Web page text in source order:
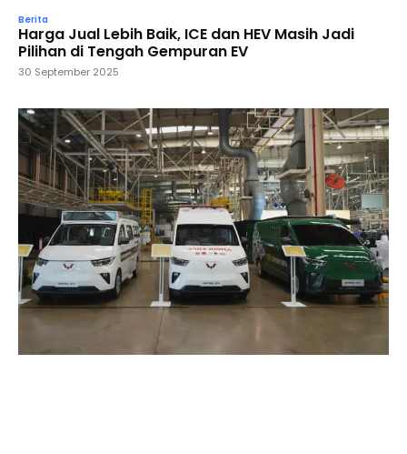
Berita
Harga Jual Lebih Baik, ICE dan HEV Masih Jadi
Pilihan di Tengah Gempuran EV
30 September 2025